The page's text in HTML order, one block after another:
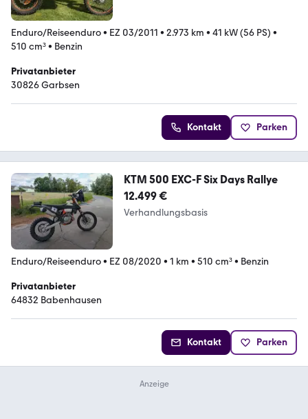
Enduro/Reiseenduro• EZ 03/2011 • 2.973 km • 41 kW (56 PS) •
510 cm³• Benzin
Privatanbieter
30826 Garbsen
Kontakt Parken
KTM 500 EXC-F Six Days Rallye
12.499 €
Verhandlungsbasis
Enduro/Reiseenduro• EZ 08/2020 • 1 km • 510 cm³• Benzin
Privatanbieter
64832 Babenhausen
Kontakt Parken